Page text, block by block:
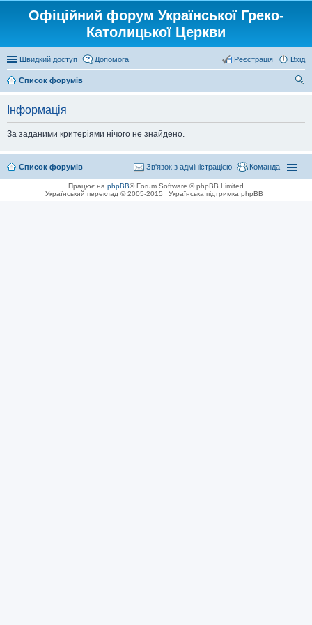
Офіційний форум Української Греко-
Католицької Церкви
Швидкий доступ Допомога Вхід
Реєстрація
Список форумів
Інформація
За заданими критеріями нічого не знайдено.
Список форумів Команда
Зв'язок з адміністрацією
Працює на phpBB® Forum Software © phpBB Limited
Український переклад © 2005-2015
Українська підтримка phpBB